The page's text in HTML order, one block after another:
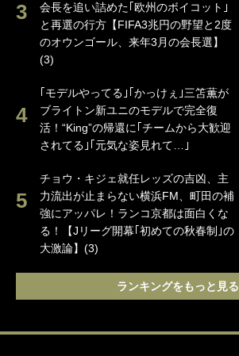
会長を追い詰めた｢欧州のボイコット｣
と再選の行方【FIFA3兆円の野望と2度
のオウンゴール、来年3月の会長選】
(3)
｢モデルやってる｣｢かっけぇ｣三笘薫が
ブライトン新ユニのモデルで完全復
活！“King”の帰還に｢チームから大歓迎
されてる｣｢元気な姿見れて…｣
チョウ・キジェ就任レッズの吉凶、主
力流出が止まらない横浜FM、町田の補
強にアッパレ！ランコ京都は面白くな
る！【Jリーグ開幕｢初めての秋春制｣の
大激論】(3)
ランキングをもっと見る